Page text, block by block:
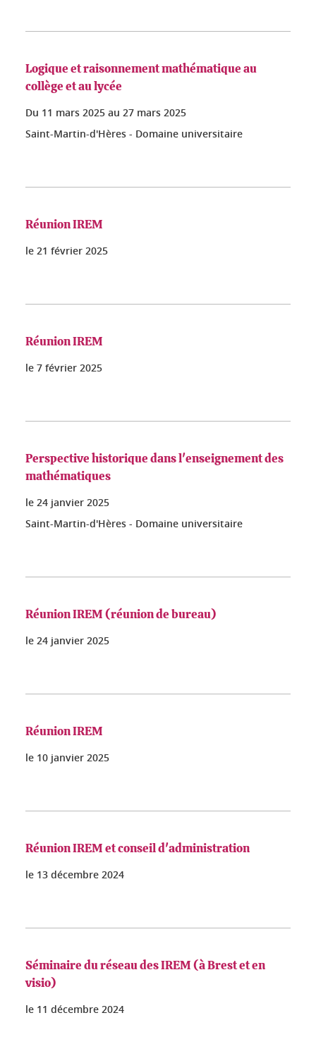
Logique et raisonnement mathématique au
collège et au lycée
Du 11 mars 2025 au 27 mars 2025
Saint-Martin-d'Hères - Domaine universitaire
Réunion IREM
le 21 février 2025
Réunion IREM
le 7 février 2025
Perspective historique dans l'enseignement des
mathématiques
le 24 janvier 2025
Saint-Martin-d'Hères - Domaine universitaire
Réunion IREM (réunion de bureau)
le 24 janvier 2025
Réunion IREM
le 10 janvier 2025
Réunion IREM et conseil d'administration
le 13 décembre 2024
Séminaire du réseau des IREM (à Brest et en
visio)
le 11 décembre 2024